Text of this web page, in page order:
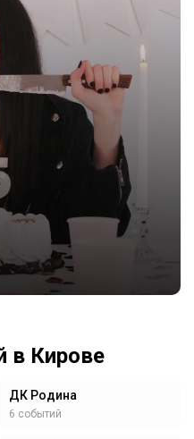
в Кирове
ДК Родина
6 событий